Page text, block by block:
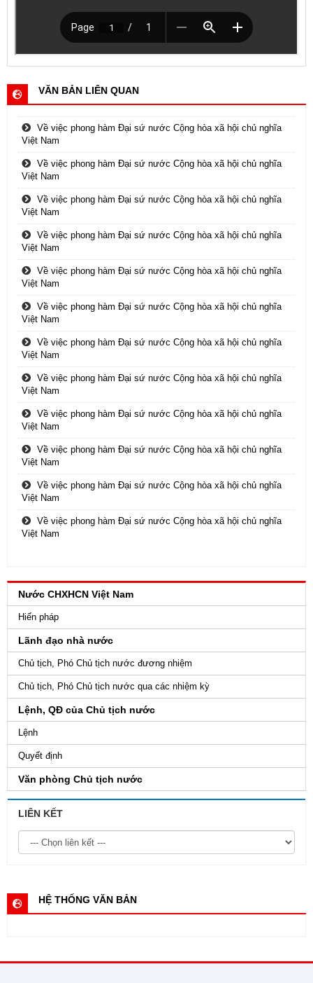
VĂN BẢN LIÊN QUAN
Về việc phong hàm Đại sứ nước Cộng hòa xã hội chủ nghĩa
Việt Nam
Về việc phong hàm Đại sứ nước Cộng hòa xã hội chủ nghĩa
Việt Nam
Về việc phong hàm Đại sứ nước Cộng hòa xã hội chủ nghĩa
Việt Nam
Về việc phong hàm Đại sứ nước Cộng hòa xã hội chủ nghĩa
Việt Nam
Về việc phong hàm Đại sứ nước Cộng hòa xã hội chủ nghĩa
Việt Nam
Về việc phong hàm Đại sứ nước Cộng hòa xã hội chủ nghĩa
Việt Nam
Về việc phong hàm Đại sứ nước Cộng hòa xã hội chủ nghĩa
Việt Nam
Về việc phong hàm Đại sứ nước Cộng hòa xã hội chủ nghĩa
Việt Nam
Về việc phong hàm Đại sứ nước Cộng hòa xã hội chủ nghĩa
Việt Nam
Về việc phong hàm Đại sứ nước Cộng hòa xã hội chủ nghĩa
Việt Nam
Về việc phong hàm Đại sứ nước Cộng hòa xã hội chủ nghĩa
Việt Nam
Về việc phong hàm Đại sứ nước Cộng hòa xã hội chủ nghĩa
Việt Nam
Nước CHXHCN Việt Nam
Hiến pháp
Lãnh đạo nhà nước
Chủ tịch, Phó Chủ tịch nước đương nhiệm
Chủ tịch, Phó Chủ tịch nước qua các nhiệm kỳ
Lệnh, QĐ của Chủ tịch nước
Lệnh
Quyết định
Văn phòng Chủ tịch nước
LIÊN KẾT
HỆ THỐNG VĂN BẢN